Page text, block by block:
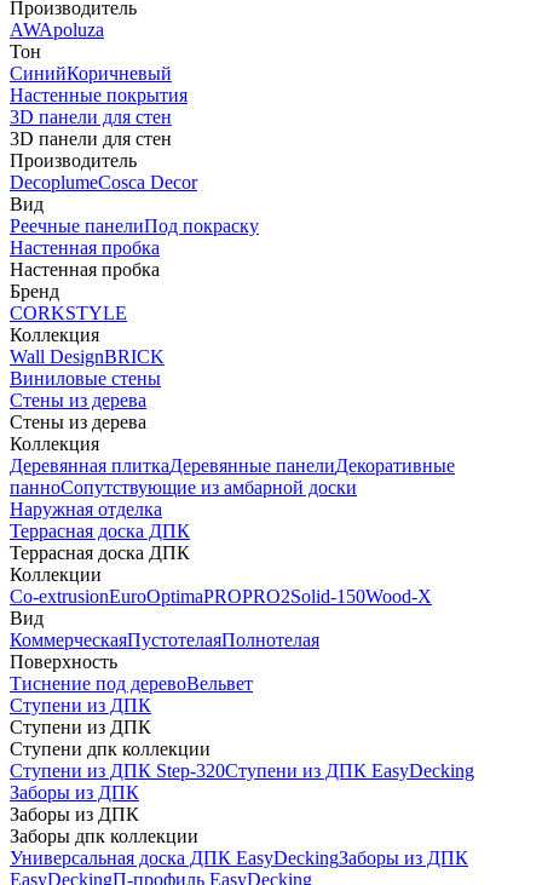
Производитель
AWApoluza
Тон
СинийКоричневый
Настенные покрытия
3D панели для стен
3D панели для стен
Производитель
DecoplumeCosca Decor
Вид
Реечные панелиПод покраску
Настенная пробка
Настенная пробка
Бренд
CORKSTYLE
Коллекция
Wall DesignBRICK
Виниловые стены
Стены из дерева
Стены из дерева
Коллекция
Деревянная плиткаДеревянные панелиДекоративные
панноСопутствующие из амбарной доски
Наружная отделка
Террасная доска ДПК
Террасная доска ДПК
Коллекции
Co-extrusionEuroOptimaPROPRO2Solid-150Wood-X
Вид
КоммерческаяПустотелаяПолнотелая
Поверхность
Тиснение под деревоВельвет
Ступени из ДПК
Ступени из ДПК
Ступени дпк коллекции
Ступени из ДПК Step-320Ступени из ДПК EasyDecking
Заборы из ДПК
Заборы из ДПК
Заборы дпк коллекции
Универсальная доска ДПК EasyDeckingЗаборы из ДПК
EasyDeckingП-профиль EasyDecking